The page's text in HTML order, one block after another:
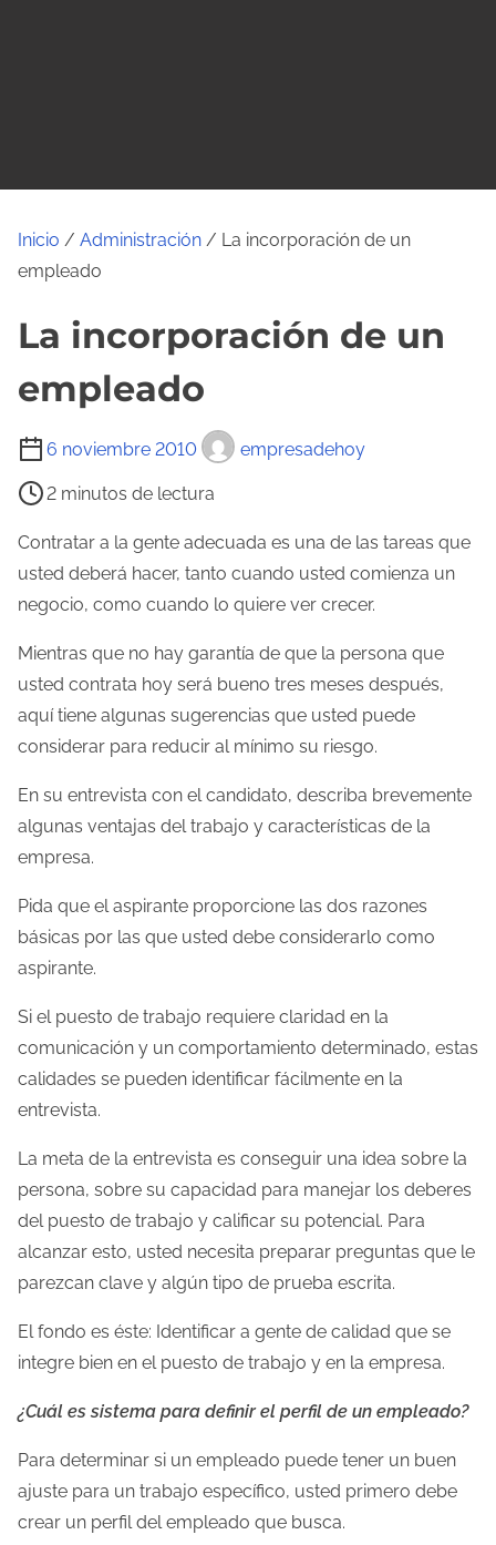
Inicio / Administración / La incorporación de un
empleado
La incorporación de un
empleado
6 noviembre 2010 empresadehoy
T
e
m
p
o
e
l
e
c
t
d
e
l
a
d
a
2 minutos de lectura
Contratar a la gente adecuada es una de las tareas que
usted deberá hacer, tanto cuando usted comienza un
negocio, como cuando lo quiere ver crecer.
Mientras que no hay garantía de que la persona que
usted contrata hoy será bueno tres meses después,
aquí tiene algunas sugerencias que usted puede
considerar para reducir al mínimo su riesgo.
En su entrevista con el candidato, describa brevemente
algunas ventajas del trabajo y características de la
empresa.
Pida que el aspirante proporcione las dos razones
básicas por las que usted debe considerarlo como
aspirante.
Si el puesto de trabajo requiere claridad en la
comunicación y un comportamiento determinado, estas
calidades se pueden identificar fácilmente en la
entrevista.
La meta de la entrevista es conseguir una idea sobre la
persona, sobre su capacidad para manejar los deberes
del puesto de trabajo y calificar su potencial. Para
alcanzar esto, usted necesita preparar preguntas que le
parezcan clave y algún tipo de prueba escrita.
El fondo es éste: Identificar a gente de calidad que se
integre bien en el puesto de trabajo y en la empresa.
¿Cuál es sistema para definir el perfil de un empleado?
Para determinar si un empleado puede tener un buen
ajuste para un trabajo específico, usted primero debe
crear un perfil del empleado que busca.